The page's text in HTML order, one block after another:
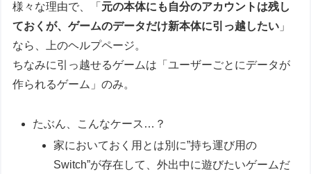
様々な理由で、「 元の本体にも自分のアカウントは残し
ておくが、ゲームのデータだけ新本体に引っ越したい 」
なら、上のヘルプページ。
ちなみに引っ越せるゲームは「ユーザーごとにデータが
作られるゲーム」のみ。
たぶん、こんなケース…？
家においておく用とは別に”持ち運び用の
Switch”が存在して、外出中に遊びたいゲームだ